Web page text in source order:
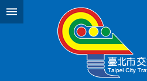
跳到主要內容區塊